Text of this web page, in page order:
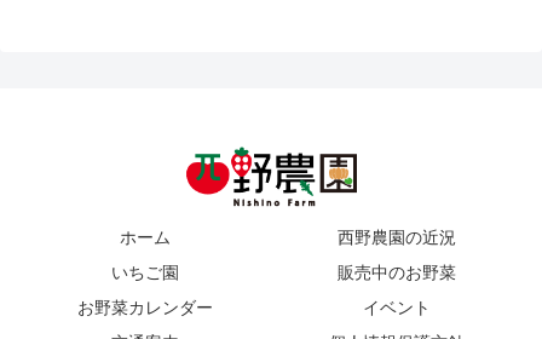
ホーム
西野農園の近況
いちご園
販売中のお野菜
お野菜カレンダー
イベント